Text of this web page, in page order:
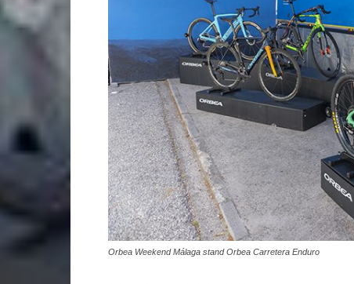
Orbea Weekend Málaga stand Orbea Carretera Enduro